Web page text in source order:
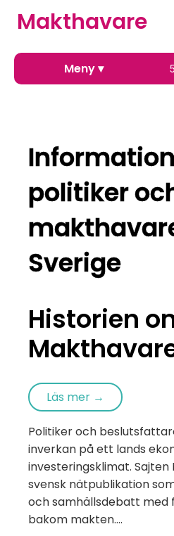
Makthavare
Meny▾
politiker
Sverige
Historien
Läs mer →
Politiker och
inverkan på ett lands
investeringsklimat.
svensk nätpublikation
och samhällsdebatt med
bakom makten....